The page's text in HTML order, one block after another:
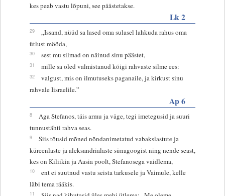
kes peab vastu lõpuni, see päästetakse.
Lk 2
29
„Issand, nüüd sa lased oma sulasel lahkuda rahus oma
ütlust mööda,
30 sest mu silmad on näinud sinu päästet,
31 mille sa oled valmistanud kõigi rahvaste silme ees:
32
valgust, mis on ilmutuseks paganaile, ja kirkust sinu
rahvale Iisraelile.”
Ap 6
8
Aga Stefanos, täis armu ja väge, tegi imetegusid ja suuri
tunnustähti rahva seas.
9
Siis tõusid mõned nõndanimetatud vabakslastute ja
küreenlaste ja aleksandrialaste sünagoogist ning nende seast,
kes on Kiliikia ja Aasia poolt, Stefanosega vaidlema,
10
ent ei suutnud vastu seista tarkusele ja Vaimule, kelle
läbi tema rääkis.
11